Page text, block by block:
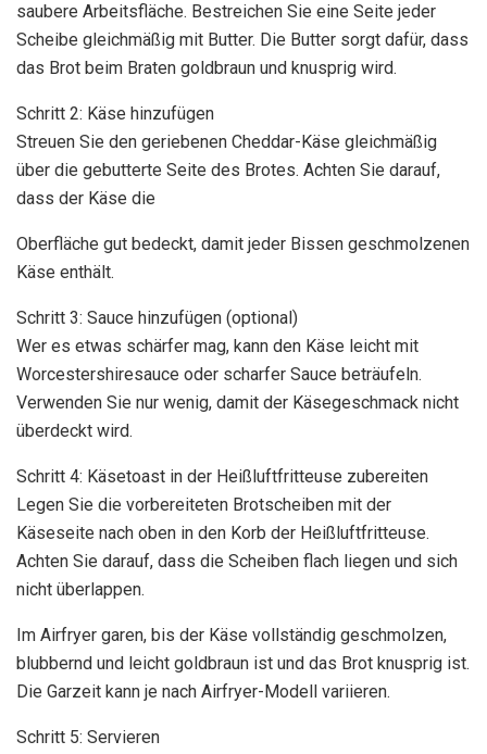
saubere Arbeitsfläche. Bestreichen Sie eine Seite jeder
Scheibe gleichmäßig mit Butter. Die Butter sorgt dafür, dass
das Brot beim Braten goldbraun und knusprig wird.
Schritt 2: Käse hinzufügen
Streuen Sie den geriebenen Cheddar-Käse gleichmäßig
über die gebutterte Seite des Brotes. Achten Sie darauf,
dass der Käse die
Oberfläche gut bedeckt, damit jeder Bissen geschmolzenen
Käse enthält.
Schritt 3: Sauce hinzufügen (optional)
Wer es etwas schärfer mag, kann den Käse leicht mit
Worcestershiresauce oder scharfer Sauce beträufeln.
Verwenden Sie nur wenig, damit der Käsegeschmack nicht
überdeckt wird.
Schritt 4: Käsetoast in der Heißluftfritteuse zubereiten
Legen Sie die vorbereiteten Brotscheiben mit der
Käseseite nach oben in den Korb der Heißluftfritteuse.
Achten Sie darauf, dass die Scheiben flach liegen und sich
nicht überlappen.
Im Airfryer garen, bis der Käse vollständig geschmolzen,
blubbernd und leicht goldbraun ist und das Brot knusprig ist.
Die Garzeit kann je nach Airfryer-Modell variieren.
Schritt 5: Servieren